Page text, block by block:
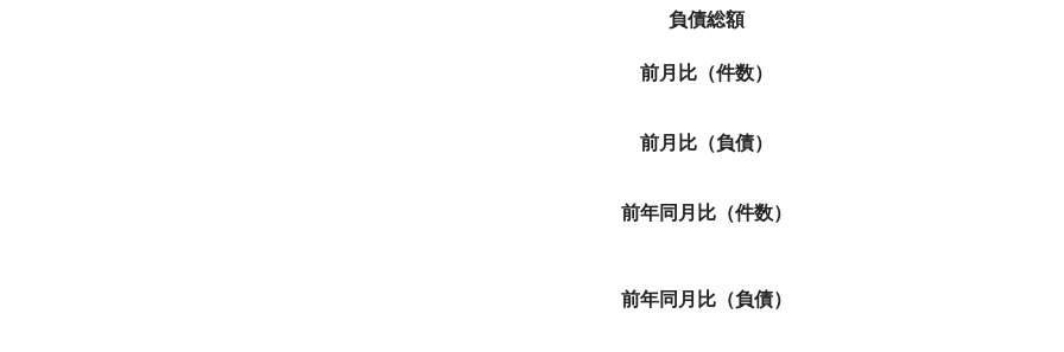
負債総額
前月比（件数）
前月比（負債）
前年同月比（件数）
前年同月比（負債）